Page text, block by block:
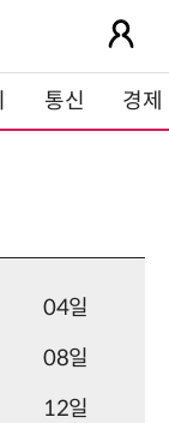
통신 경제
04일
08일
12일